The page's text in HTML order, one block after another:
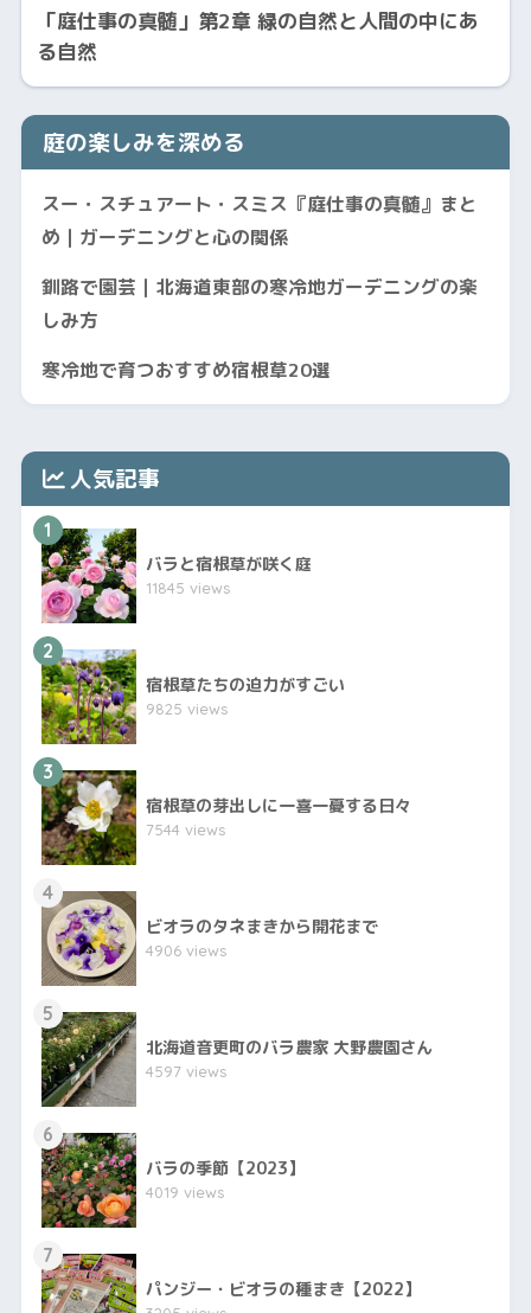
「庭仕事の真髄」第2章 緑の自然と人間の中にあ
る自然
庭の楽しみを深める
スー・スチュアート・スミス『庭仕事の真髄』まと
め｜ガーデニングと心の関係
釧路で園芸｜北海道東部の寒冷地ガーデニングの楽
しみ方
寒冷地で育つおすすめ宿根草20選
人気記事
1
バラと宿根草が咲く庭
11845 views
2
宿根草たちの迫力がすごい
9825 views
3
宿根草の芽出しに一喜一憂する日々
7544 views
4
ビオラのタネまきから開花まで
4906 views
5
北海道音更町のバラ農家 大野農園さん
4597 views
6
バラの季節【2023】
4019 views
7
パンジー・ビオラの種まき【2022】